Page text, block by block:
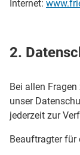
Internet:
2.
Bei allen
unser
jederzeit zur
Beauftragter für